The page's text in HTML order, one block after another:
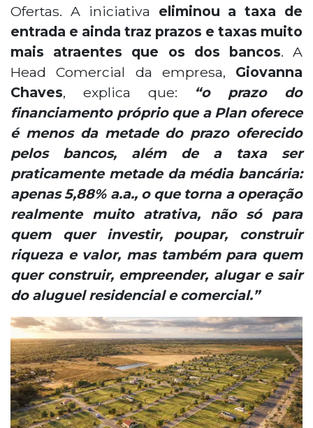
Ofertas. A iniciativa eliminou a taxa de
entrada e ainda traz prazos e taxas muito
mais atraentes que os dos bancos. A
Head Comercial da empresa, Giovanna
Chaves, explica que:
“o prazo do
financiamento próprio que a Plan oferece
é menos da metade do prazo oferecido
pelos bancos, além de a taxa ser
praticamente metade da média bancária:
apenas 5,88% a.a., o que torna a operação
realmente muito atrativa, não só para
quem quer investir, poupar, construir
riqueza e valor, mas também para quem
quer construir, empreender, alugar e sair
do aluguel residencial e comercial.”